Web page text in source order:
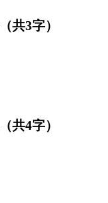
（共3字）
（共4字）